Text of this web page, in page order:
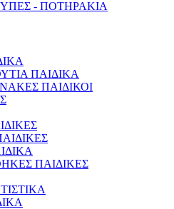
- ΠΟΤΗΡΑΚΙΑ
ΠΑΙΔΙΚΑ
ΠΑΙΔΙΚΟΙ
ΠΑΙΔΙΚΕΣ